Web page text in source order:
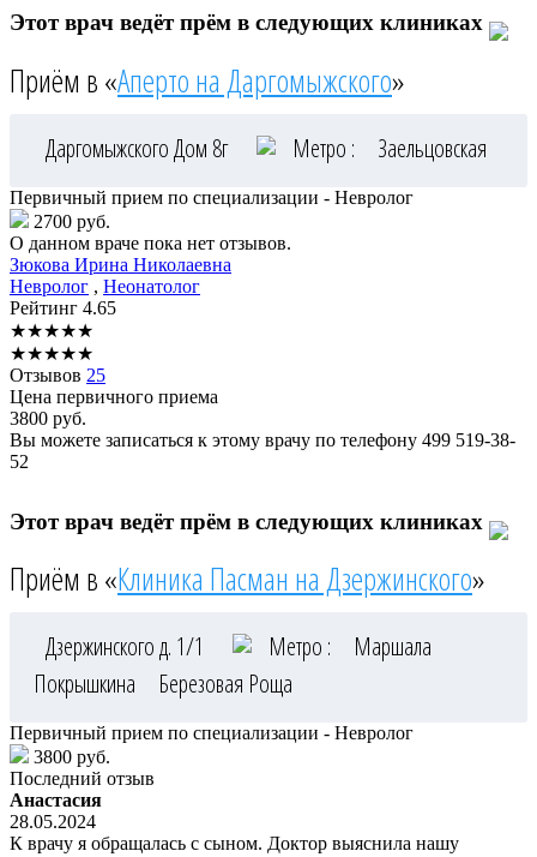
Этот врач ведёт прём в следующих клиниках
Приём в «Аперто на Даргомыжского»
Даргомыжского Дом 8г Метро : Заельцовская
Первичный прием по специализации - Невролог
2700 руб.
О данном враче пока нет отзывов.
Зюкова Ирина Николаевна
Невролог , Неонатолог
Рейтинг 4.65
★★★★★
★★★★★
Отзывов 25
Цена первичного приема
3800 руб.
Вы можете записаться к этому врачу по телефону 499 519-38-
52
Этот врач ведёт прём в следующих клиниках
Приём в «Клиника Пасман на Дзержинского»
Дзержинского д. 1/1 Метро :
Маршала
Покрышкина
Березовая Роща
Первичный прием по специализации - Невролог
3800 руб.
Последний отзыв
Анастасия
28.05.2024
К врачу я обращалась с сыном. Доктор выяснила нашу